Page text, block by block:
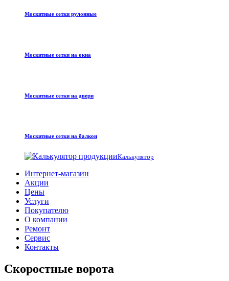
Москитные сетки рулонные
Москитные сетки на окна
Москитные сетки на двери
Москитные сетки на балкон
Калькулятор
Интернет-магазин
Акции
Цены
Услуги
Покупателю
О компании
Ремонт
Сервис
Контакты
Скоростные ворота